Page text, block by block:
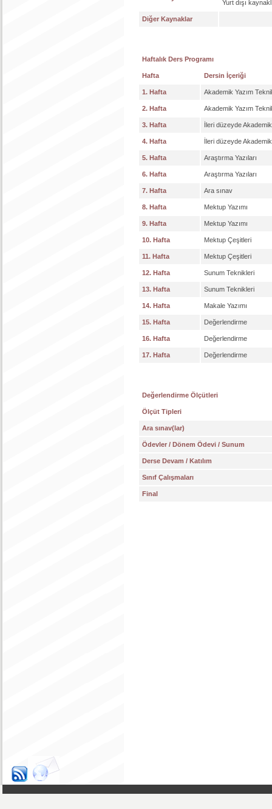
Yurt dışı
Diğer Kaynaklar
Haftalık Ders Programı
Hafta Dersin İçeriği
1. Hafta Akademik Yazım
2. Hafta Akademik Yazım
3. Hafta İleri düzeyde
4. Hafta İleri düzeyde
5. Hafta Araştırma Yazıları
6. Hafta Araştırma Yazıları
7. Hafta Ara sınav
8. Hafta Mektup Yazımı
9. Hafta Mektup Yazımı
10. Hafta Mektup Çeşitleri
11. Hafta Mektup Çeşitleri
12. Hafta Sunum Teknikleri
13. Hafta Sunum Teknikleri
14. Hafta Makale Yazımı
15. Hafta Değerlendirme
16. Hafta Değerlendirme
17. Hafta Değerlendirme
Değerlendirme Ölçütleri
Ölçüt Tipleri
Ara sınav(lar)
Ödevler / Dönem Ödevi / Sunum
Derse Devam / Katılım
Sınıf Çalışmaları
Final